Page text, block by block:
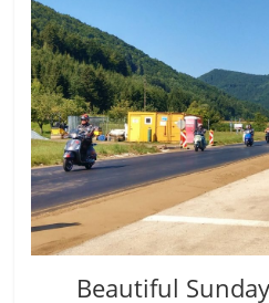
Beautiful